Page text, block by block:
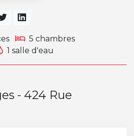
5 chambres
1 salle d'eau
- 424 Rue